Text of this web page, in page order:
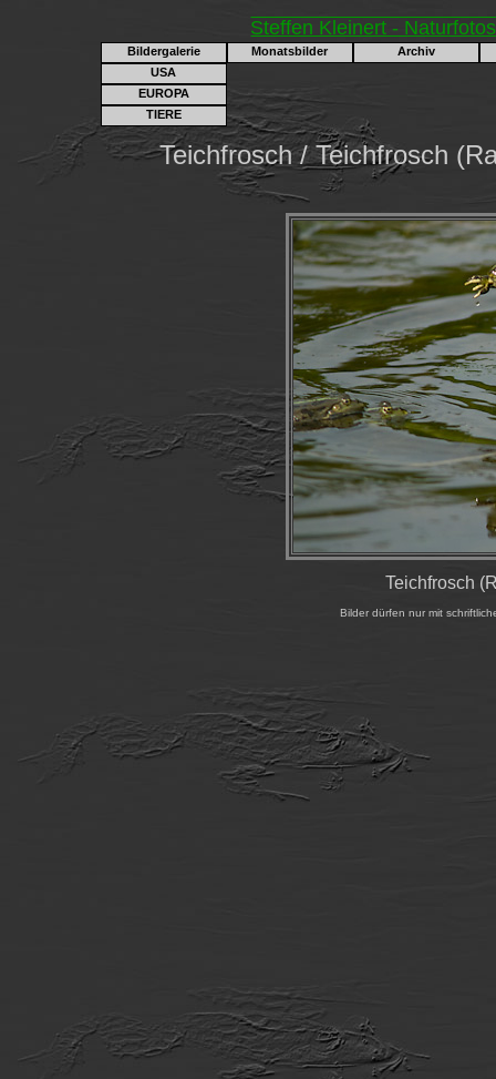
Steffen Kleinert -
Bildergalerie Monatsbilder
Archiv
USA
EUROPA
TIERE
Teichfrosch / Teichfrosch
Teichfrosch
Bilder dürfen nur mit